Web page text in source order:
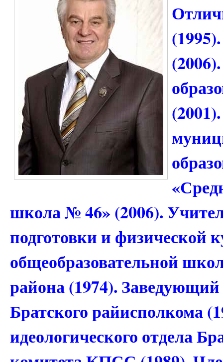
школа № 46» (2006).
подготовки и физической
общеобразовательной
района (1974).
Братского райисполкома
идеологического отдела